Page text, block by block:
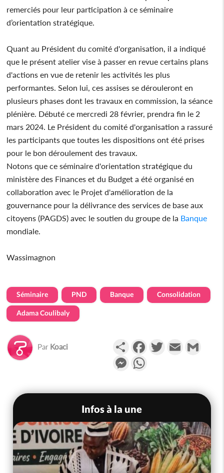
remerciés pour leur participation à ce séminaire
d’orientation stratégique.
Quant au Président du comité d'organisation, il a indiqué
que le présent atelier vise à passer en revue certains plans
d'actions en vue de retenir les activités les plus
performantes. Selon lui, ces assises se dérouleront en
plusieurs phases dont les travaux en commission, la séance
plénière. Débuté ce mercredi 28 février, prendra fin le 2
mars 2024. Le Président du comité d'organisation a rassuré
les participants que toutes les dispositions ont été prises
pour le bon déroulement des travaux.
Notons que ce séminaire d'orientation stratégique du
ministère des Finances et du Budget a été organisé en
collaboration avec le Projet d'amélioration de la
gouvernance pour la délivrance des services de base aux
citoyens (PAGDS) avec le soutien du groupe de la Banque
mondiale.
Wassimagnon
Séminaire PND Banque Consolidation
Adama Coulibaly
Par Koaci PartagerFacebookTwitterEmail
Messenger
Infos à la une